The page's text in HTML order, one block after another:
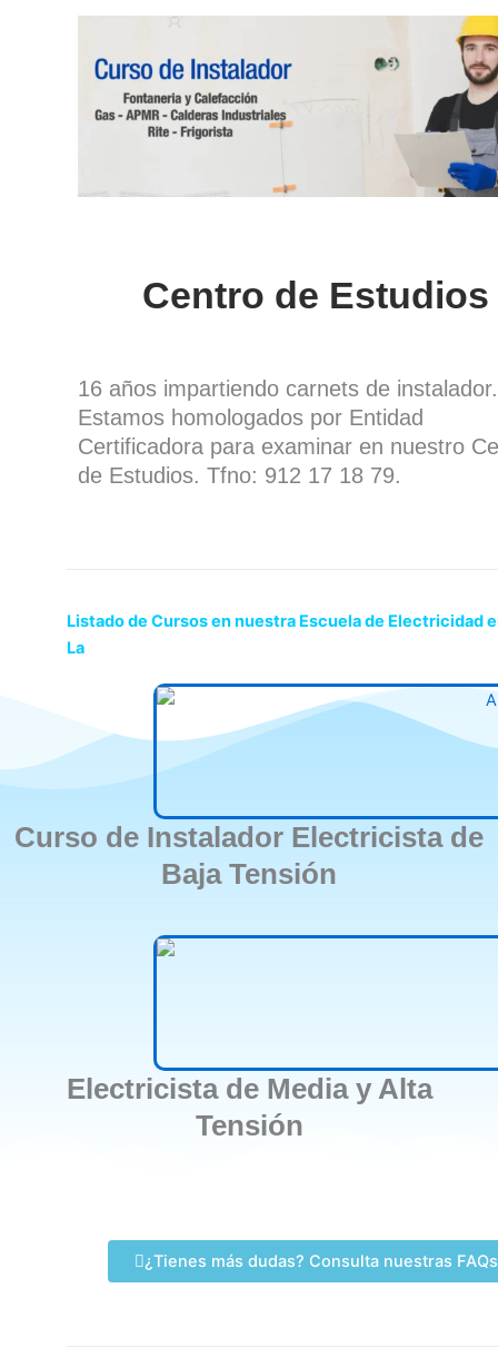
Centro de Estudios
16 años impartiendo carnets de instalador.
Estamos homologados por Entidad
Certificadora para examinar en nuestro
de Estudios. Tfno: 912 17 18 79.
Listado de Cursos en nuestra Escuela de Electricidad
La
Curso de Instalador Electricista de
Baja Tensión
Electricista de Media y Alta
Tensión
¿Tienes más dudas? Consulta nuestras FAQs